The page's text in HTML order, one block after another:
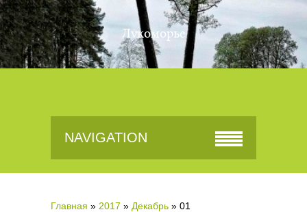
Лукоморье
NAVIGATION
Главная » 2017 » Декабрь » 01